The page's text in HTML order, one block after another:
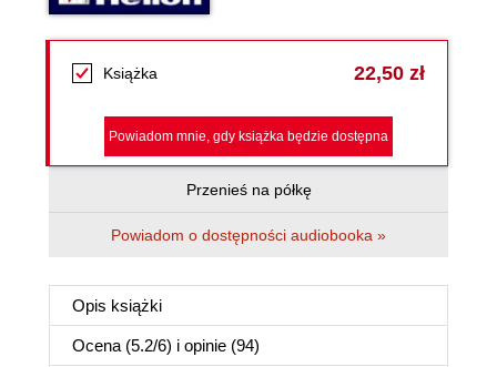
Książka 22,50 zł
Powiadom mnie, gdy książka będzie dostępna
Przenieś na półkę
Powiadom o dostępności audiobooka »
Opis książki
Ocena (5.2/6) i opinie (94)